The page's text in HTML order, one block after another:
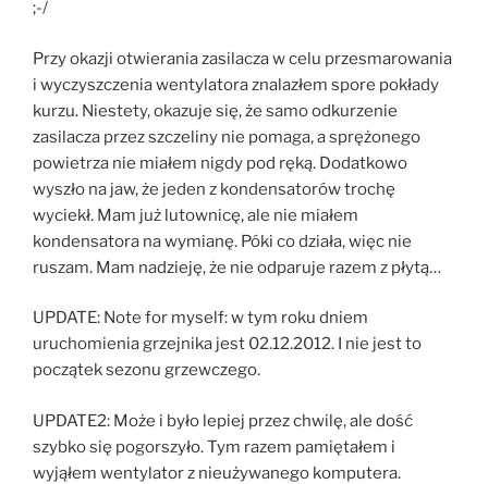
;-/
Przy okazji otwierania zasilacza w celu przesmarowania
i wyczyszczenia wentylatora znalazłem spore pokłady
kurzu. Niestety, okazuje się, że samo odkurzenie
zasilacza przez szczeliny nie pomaga, a sprężonego
powietrza nie miałem nigdy pod ręką. Dodatkowo
wyszło na jaw, że jeden z kondensatorów trochę
wyciekł. Mam już lutownicę, ale nie miałem
kondensatora na wymianę. Póki co działa, więc nie
ruszam. Mam nadzieję, że nie odparuje razem z płytą…
UPDATE: Note for myself: w tym roku dniem
uruchomienia grzejnika jest 02.12.2012. I nie jest to
początek sezonu grzewczego.
UPDATE2: Może i było lepiej przez chwilę, ale dość
szybko się pogorszyło. Tym razem pamiętałem i
wyjąłem wentylator z nieużywanego komputera.